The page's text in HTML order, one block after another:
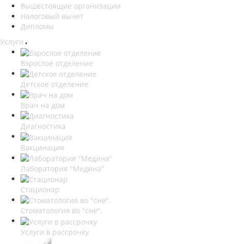
Вышестоящие организации
Налоговый вычет
Дипломы
Услуги
Взрослое отделение
Детское отделение
Врач на дом
Диагностика
Вакцинация
Лаборатория "Медина"
Стационар
Стоматология во "сне".
Услуги в рассрочку